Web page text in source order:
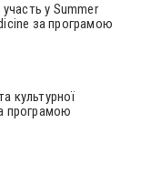
у Summer
за програмою
культурної
програмою